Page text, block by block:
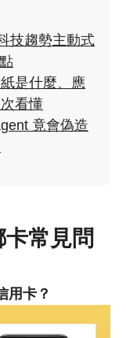
技趨勢主動式
是什麼、應
看懂
竟會偽造
常見問
用卡？